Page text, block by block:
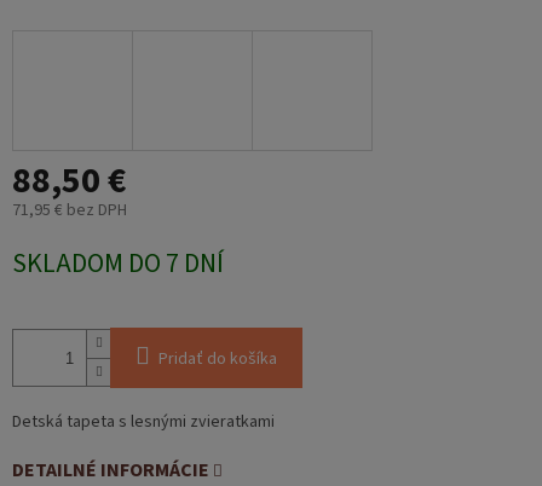
88,50 €
71,95 € bez DPH
cena:
SKLADOM DO 7 DNÍ
Pridať do košíka
Detská tapeta s lesnými zvieratkami
DETAILNÉ INFORMÁCIE